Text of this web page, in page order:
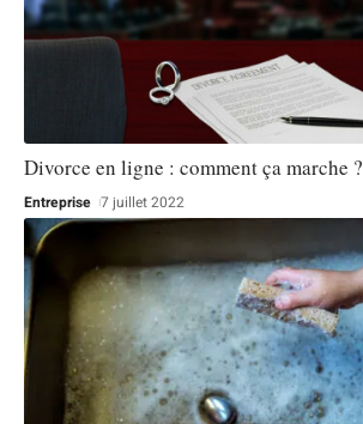
Divorce en ligne : comment ça marche ?
Entreprise 7 juillet 2022